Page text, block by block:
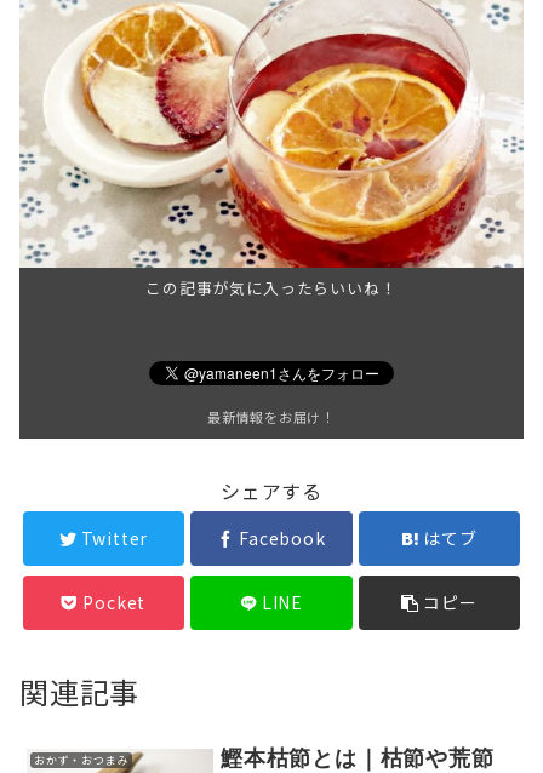
この記事が気に入ったらいいね！
最新情報をお届け！
シェアする
Twitter Facebook はてブ
Pocket LINE コピー
関連記事
おかず・おつまみ
鰹本枯節とは｜枯節や荒節